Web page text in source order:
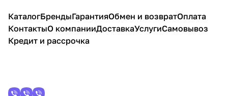
КаталогБрендыГарантияОбмен и возвратОплата
КонтактыО компанииДоставкаУслугиСамовывоз
Кредит и рассрочка